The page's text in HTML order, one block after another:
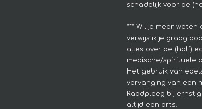
schadelijk voor de
*** Wil je meer
verwijs ik je graag
alles over de (half)
medische/spirituele
Het gebruik van
vervanging van een
Raadpleeg bij
altijd een arts.